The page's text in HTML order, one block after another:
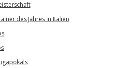
des Jahres in Italien